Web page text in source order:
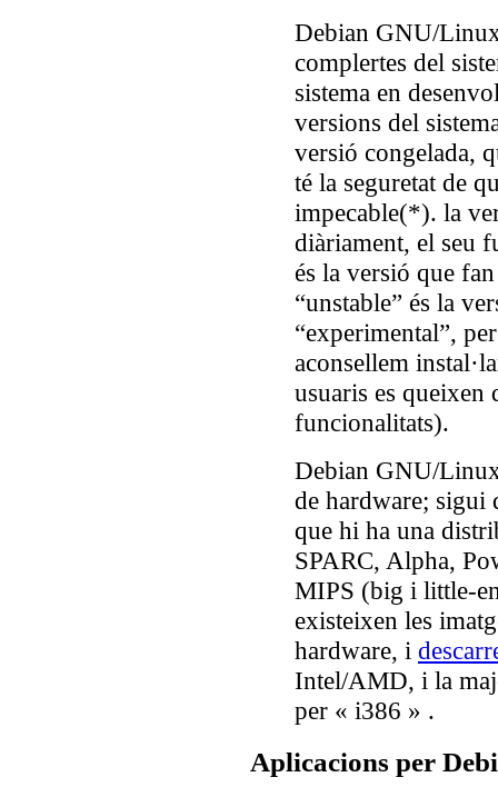
Debian GNU/
complertes del
sistema en
versions del
versió congelada,
té la seguretat de
impecable(*). la
diàriament, el seu
és la versió que
“unstable” és la
“experimental”,
aconsellem
usuaris es queixen
funcionalitats).
Debian GNU/
de hardware; sigui
que hi ha una
SPARC, Alpha,
MIPS (big i little-
existeixen les
hardware, i
Intel/AMD, i la
per « i386 » .
Aplicacions per